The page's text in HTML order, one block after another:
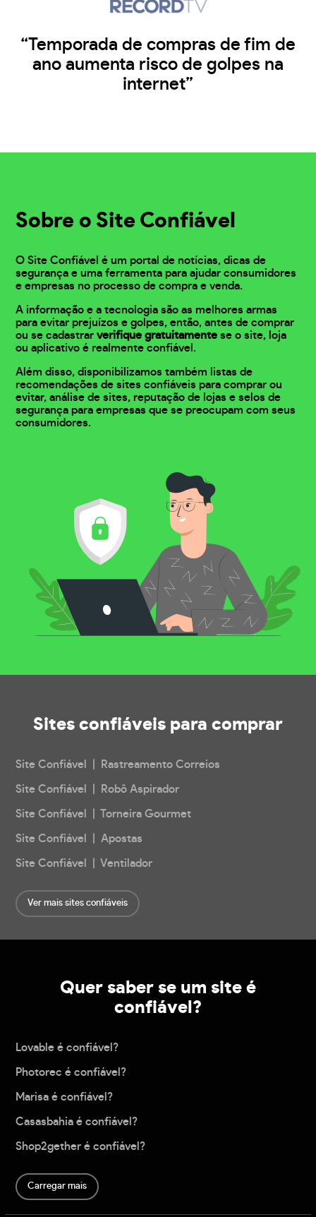
“Temporada de compras de fim de
ano aumenta risco de golpes na
internet”
Sobre o Site Confiável
O Site Confiável é um portal de notícias, dicas de
segurança e uma ferramenta para ajudar consumidores
e empresas no processo de compra e venda.
A informação e a tecnologia são as melhores armas
para evitar prejuízos e golpes, então, antes de comprar
ou se cadastrarverifique gratuitamente se o site, loja
ou aplicativo é realmente confiável.
Além disso, disponibilizamos também listas de
recomendações de sites confiáveis para comprar ou
evitar, análise de sites, reputação de lojas e selos de
segurança para empresas que se preocupam com seus
consumidores.
Sites confiáveis para comprar
Site Confiável | Rastreamento Correios
Site Confiável | Robô Aspirador
Site Confiável | Torneira Gourmet
Site Confiável | Apostas
Site Confiável | Ventilador
Ver mais sites confiáveis
Quer saber se um site é
confiável?
Lovable é confiável?
Photorec é confiável?
Marisa é confiável?
Casasbahia é confiável?
Shop2gether é confiável?
Carregar mais